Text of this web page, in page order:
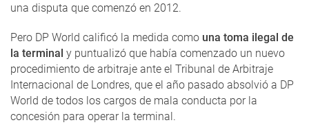
una disputa que comenzó en 2012.
Pero DP World calificó la medida como una toma ilegal de
la terminal y puntualizó que había comenzado un nuevo
procedimiento de arbitraje ante el Tribunal de Arbitraje
Internacional de Londres, que el año pasado absolvió a DP
World de todos los cargos de mala conducta por la
concesión para operar la terminal.